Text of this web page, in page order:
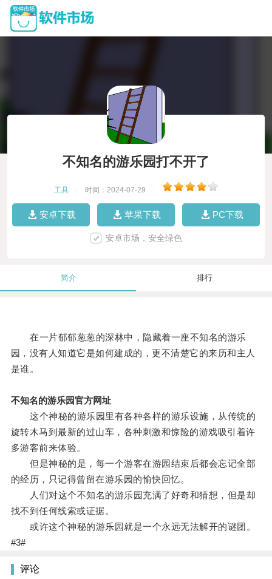
不知名的游乐园打不开了
工具 时间：2024-07-29
安卓下载 苹果下载 PC下载
安卓市场，安全绿色
简介 排行
在一片郁郁葱葱的深林中，隐藏着一座不知名的游乐
园，没有人知道它是如何建成的，更不清楚它的来历和主人
是谁。
不知名的游乐园官方网址
这个神秘的游乐园里有各种各样的游乐设施，从传统的
旋转木马到最新的过山车，各种刺激和惊险的游戏吸引着许
多游客前来体验。
但是神秘的是，每一个游客在游园结束后都会忘记全部
的经历，只记得曾留在游乐园的愉快回忆。
人们对这个不知名的游乐园充满了好奇和猜想，但是却
找不到任何线索或证据。
或许这个神秘的游乐园就是一个永远无法解开的谜团。
#3#
评论